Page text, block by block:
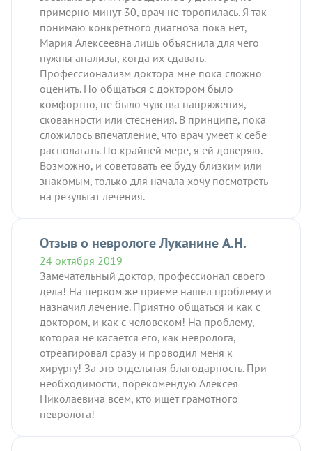
примерно минут 30, врач не торопилась. Я так
понимаю конкретного диагноза пока нет,
Мария Алексеевна лишь объяснила для чего
нужны анализы, когда их сдавать.
Профессионализм доктора мне пока сложно
оценить. Но общаться с доктором было
комфортно, не было чувства напряжения,
скованности или стеснения. В принципе, пока
сложилось впечатление, что врач умеет к себе
располагать. По крайней мере, я ей доверяю.
Возможно, и советовать ее буду близким или
знакомым, только для начала хочу посмотреть
на результат лечения.
Отзыв о неврологе Луканине А.Н.
24 октября 2019
Замечательный доктор, профессионал своего
дела! На первом же приёме нашёл проблему и
назначил лечение. Приятно общаться и как с
доктором, и как с человеком! На проблему,
которая не касается его, как невролога,
отреагировал сразу и проводил меня к
хирургу! За это отдельная благодарность. При
необходимости, порекомендую Алексея
Николаевича всем, кто ищет грамотного
невролога!